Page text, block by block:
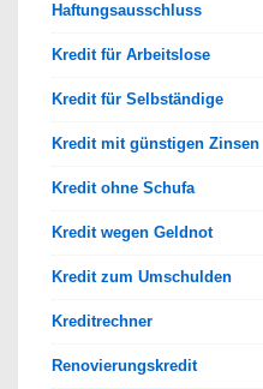
Haftungsausschluss
Kredit für Arbeitslose
Kredit für Selbständige
Kredit mit günstigen Zinsen
Kredit ohne Schufa
Kredit wegen Geldnot
Kredit zum Umschulden
Kreditrechner
Renovierungskredit